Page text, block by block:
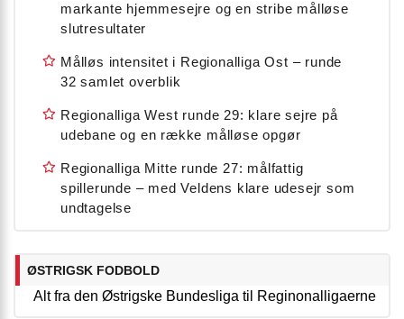
markante hjemmesejre og en stribe målløse
slutresultater
Målløs intensitet i Regionalliga Ost – runde
32 samlet overblik
Regionalliga West runde 29: klare sejre på
udebane og en række målløse opgør
Regionalliga Mitte runde 27: målfattig
spillerunde – med Veldens klare udesejr som
undtagelse
ØSTRIGSK FODBOLD
Alt fra den Østrigske Bundesliga til Reginonalligaerne